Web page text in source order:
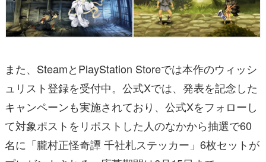
また、SteamとPlayStation Storeでは本作のウィッシ
ュリスト登録を受付中。公式Xでは、発表を記念した
キャンペーンも実施されており、公式Xをフォローし
て対象ポストをリポストした人のなかから抽選で60
名に「朧村正怪奇譚 千社札ステッカー」6枚セットが